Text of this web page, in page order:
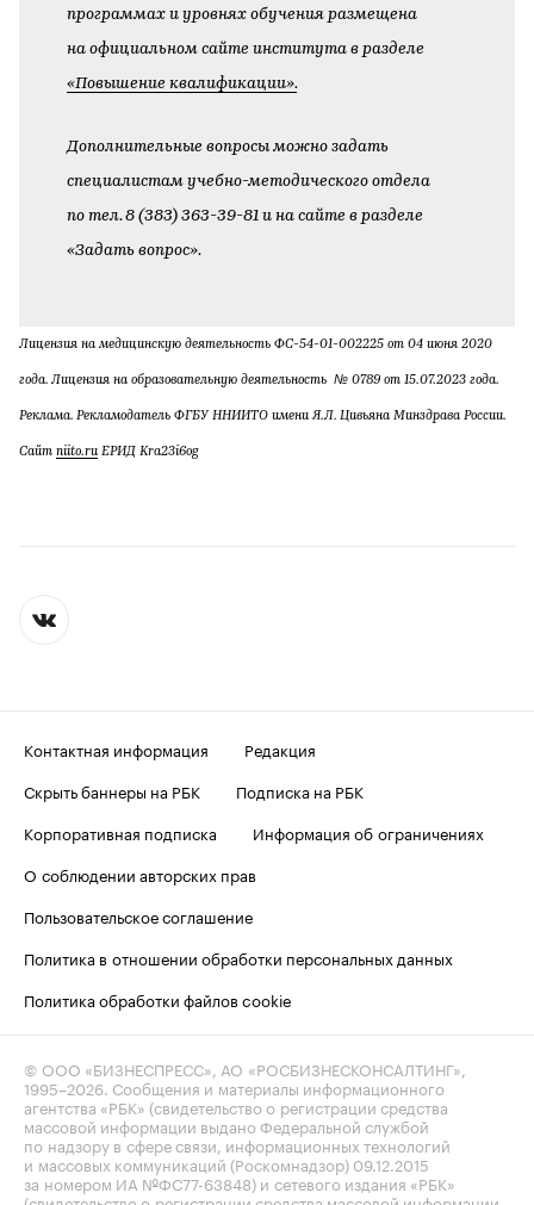
программах и уровнях обучения размещена
на официальном сайте института в разделе
«Повышение квалификации».
Дополнительные вопросы можно задать
специалистам учебно-методического отдела
по тел. 8 (383) 363-39-81 и на сайте в разделе
«Задать вопрос».
Лицензия на медицинскую деятельность ФС-54-01-002225 от 04 июня 2020
года. Лицензия на образовательную деятельность № 0789 от 15.07.2023 года.
Реклама. Рекламодатель ФГБУ ННИИТО имени Я.Л. Цивьяна Минздрава России.
Сайт niito.ruЕРИД Kra23i6og
Контактная информация
Редакция
Скрыть баннеры на РБК
Подписка на РБК
Корпоративная подписка
Информация об ограничениях
О соблюдении авторских прав
Пользовательское соглашение
Политика в отношении обработки персональных данных
Политика обработки файлов cookie
© ООО «БИЗНЕСПРЕСС», АО «РОСБИЗНЕСКОНСАЛТИНГ»,
1995–2026. Сообщения и материалы информационного
агентства «РБК» (свидетельство о регистрации средства
массовой информации выдано Федеральной службой
по надзору в сфере связи, информационных технологий
и массовых коммуникаций (Роскомнадзор) 09.12.2015
за номером ИА №ФС77-63848) и сетевого издания «РБК»